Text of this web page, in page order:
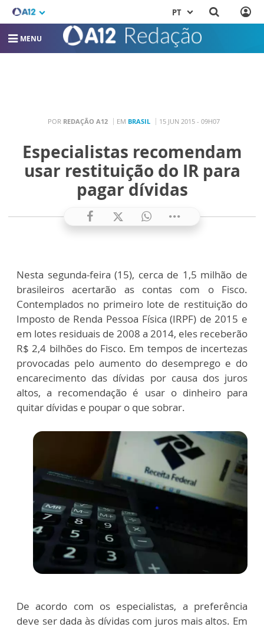
PT
MENU
POR REDAÇÃO A12 EM BRASIL 15 JUN 2015 - 09H07
Especialistas recomendam
usar restituição do IR para
pagar dívidas
Nesta segunda-feira (15), cerca de 1,5 milhão de
brasileiros acertarão as contas com o Fisco.
Contemplados no primeiro lote de restituição do
Imposto de Renda Pessoa Física (IRPF) de 2015 e
em lotes residuais de 2008 a 2014, eles receberão
R$ 2,4 bilhões do Fisco. Em tempos de incertezas
provocadas pelo aumento do desemprego e do
encarecimento das dívidas por causa dos juros
altos, a recomendação é usar o dinheiro para
quitar dívidas e poupar o que sobrar.
De acordo com os especialistas, a preferência
deve ser dada às dívidas com juros mais altos. Em